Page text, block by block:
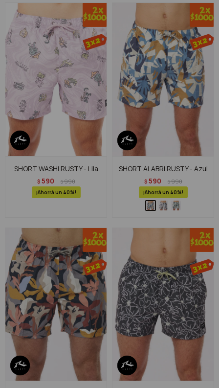
SHORT WASHI RUSTY - Lila
$ 590 $990
40
SHORT ALABRI RUSTY - Azul
$ 590 $990
40